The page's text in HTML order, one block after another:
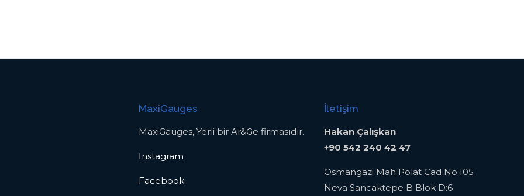
MaxiGauges
MaxiGauges, Yerli bir Ar&Ge firmasıdır.
İnstagram
Facebook
İletişim
Hakan Çalışkan
+90 542 240 42 47
Osmangazi Mah Polat Cad No:105
Neva Sancaktepe B Blok D:6